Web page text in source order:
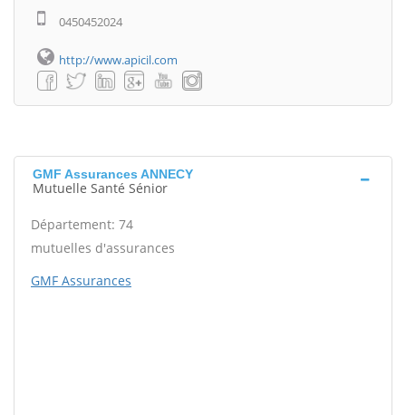
0450452024
http://www.apicil.com
GMF Assurances ANNECY
Mutuelle Santé Sénior
Département: 74
mutuelles d'assurances
GMF Assurances